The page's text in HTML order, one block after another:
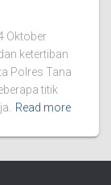
Oktober
ketertiban
Polres Tana
titik
Read more